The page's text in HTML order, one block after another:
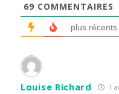
69 COMMENTAIRES
plus récents
Louise Richard 1